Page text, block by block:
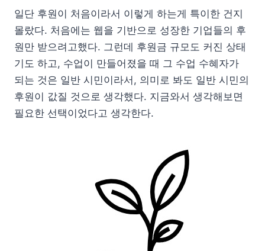
일단 후원이 처음이라서 이렇게 하는게 특이한 건지
몰랐다. 처음에는 웹을 기반으로 성장한 기업들의 후
원만 받으려고했다. 그런데 후원금 규모도 커진 상태
기도 하고, 수업이 만들어졌을 때 그 수업 수혜자가
되는 것은 일반 시민이라서, 의미로 봐도 일반 시민의
후원이 값질 것으로 생각했다. 지금와서 생각해보면
필요한 선택이었다고 생각한다.